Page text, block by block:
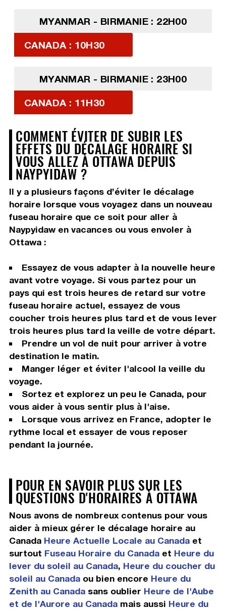
MYANMAR - BIRMANIE : 22H00
CANADA : 10H30
MYANMAR - BIRMANIE : 23H00
CANADA : 11H30
COMMENT ÉVITER DE SUBIR LES
EFFETS DU DÉCALAGE HORAIRE SI
VOUS ALLEZ À OTTAWA DEPUIS
NAYPYIDAW ?
Il y a plusieurs façons d’éviter le décalage
horaire lorsque vous voyagez dans un nouveau
fuseau horaire que ce soit pour aller à
Naypyidaw en vacances ou vous envoler à
Ottawa :
Essayez de vous adapter à la nouvelle heure
avant votre voyage. Si vous partez pour un
pays qui est trois heures de retard sur votre
fuseau horaire actuel, essayez de vous
coucher trois heures plus tard et de vous lever
trois heures plus tard la veille de votre départ.
Prendre un vol de nuit pour arriver à votre
destination le matin.
Manger léger et éviter l'alcool la veille du
voyage.
Sortez et explorez un peu le Canada, pour
vous aider à vous sentir plus à l'aise.
Lorsque vous arrivez en France, adopter le
rythme local et essayer de vous reposer
pendant la journée.
POUR EN SAVOIR PLUS SUR LES
QUESTIONS D'HORAIRES À OTTAWA
Nous avons de nombreux contenus pour vous
aider à mieux gérer le décalage horaire au
Canada Heure Actuelle Locale au Canadaet
surtout Fuseau Horaire du Canadaet Heure du
lever du soleil au Canada, Heure du coucher du
soleil au Canadaou bien encore Heure du
Zenith au Canadasans oublier Heure de l'Aube
et de l'Aurore au Canadamais aussi Heure du